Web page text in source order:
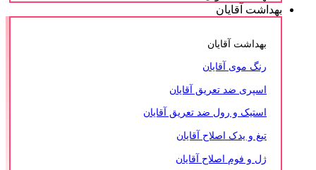
بهداشت آقایان
بهداشت آقایان
رنگ موی آقایان
اسپری ضد تعریق آقایان
استیک و رول ضد تعریق آقایان
تیغ و یدک اصلاح آقایان
ژل و فوم اصلاح آقایان